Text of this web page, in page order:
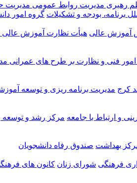
رهبری مدیریت روابط عمومی
برنامه، بودجه و تشکیلات گروه امور
آموزش عالی هیأت نظارت آموزش عالی
فنی و نظارت بر طرح های عمرانی
کرج مدیریت برنامه ریزی و توسعه
و ارتباط با جامعه مرکز رشد و توسعه
بهداشت صندوق رفاه دانشجویان
فرهنگی شورای زنان کانون های